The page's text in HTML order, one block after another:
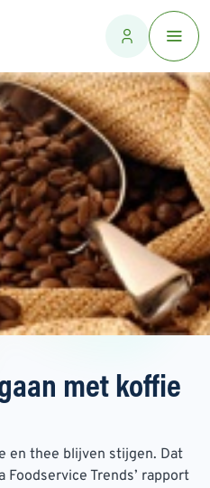
met koffie
en thee blijven stijgen. Dat
Foodservice Trends’ rapport